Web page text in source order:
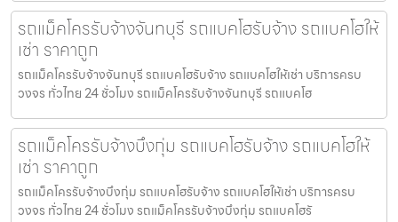
รถแม็คโครรับจ้างจันทบุรี รถแบคโฮรับจ้าง รถแบคโฮให้
เช่า ราคาถูก
รถแม็คโครรับจ้างจันทบุรี รถแบคโฮรับจ้าง รถแบคโฮให้เช่า บริการครบ
วงจร ทั่วไทย 24 ชั่วโมง รถแม็คโครรับจ้างจันทบุรี รถแบคโฮ
รถแม็คโครรับจ้างบึงกุ่ม รถแบคโฮรับจ้าง รถแบคโฮให้
เช่า ราคาถูก
รถแม็คโครรับจ้างบึงกุ่ม รถแบคโฮรับจ้าง รถแบคโฮให้เช่า บริการครบ
วงจร ทั่วไทย 24 ชั่วโมง รถแม็คโครรับจ้างบึงกุ่ม รถแบคโฮรั